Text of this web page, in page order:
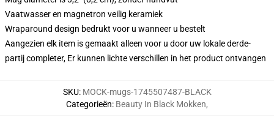
Vaatwasser en magnetron veilig keramiek
Wraparound design bedrukt voor u wanneer u bestelt
Aangezien elk item is gemaakt alleen voor u door uw lokale derde-
partij completer, Er kunnen lichte verschillen in het product ontvangen
SKU: MOCK-mugs-1745507487-BLACK
Categorieën: Beauty In Black Mokken,